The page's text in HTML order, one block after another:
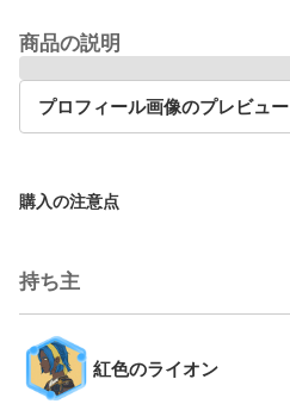
商品の説明
プロフィール画像のプレビュー
購入の注意点
持ち主
紅色のライオン